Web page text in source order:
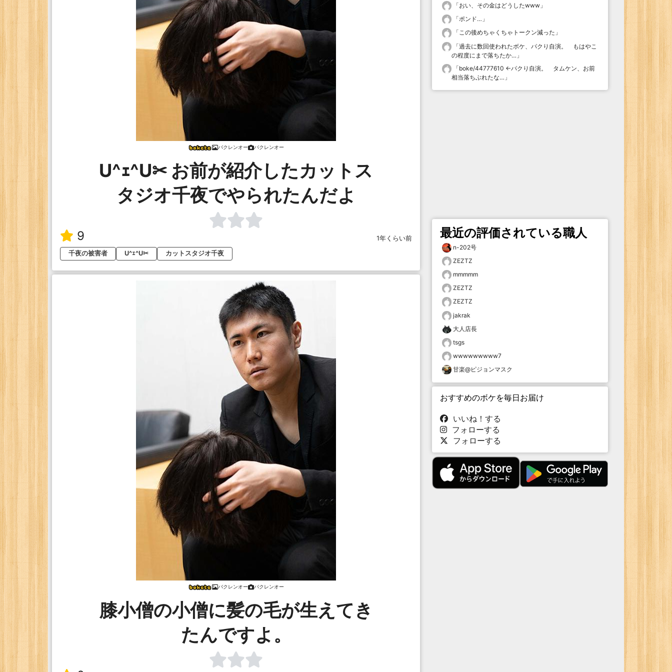
バクレンオー バクレンオー
U^ｪ^U✂ お前が紹介したカットス
タジオ千夜でやられたんだよ
9
1年くらい前
千夜の被害者
U^ｪ^U✂ カットスタジオ千夜
バクレンオー バクレンオー
膝小僧の小僧に髪の毛が生えてき
たんですよ。
「おい、その金はどうしたwww 」
「ポンド… 」
「この後めちゃくちゃトークン減った 」
「過去に数回使われたボケ、パクり自演。 もはやこ
の程度にまで落ちたか… 」
「boke/44777610 ←パクり自演。 タムケン、お前
相当落ちぶれたな… 」
最近の評価されている職人
n-202号
ZEZTZ
mmmmm
ZEZTZ
ZEZTZ
jakrak
大人店長
tsgs
wwwwwwwww7
甘楽@ピジョンマスク
おすすめのボケを毎日お届け
いいね！する
フォローする
フォローする